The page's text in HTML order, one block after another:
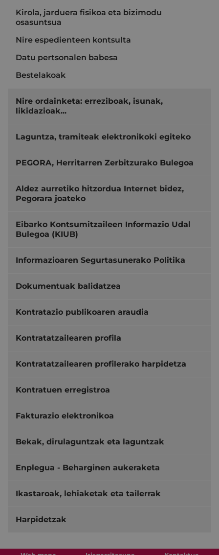
Kirola, jarduera fisikoa eta bizimodu
osasuntsua
Nire espedienteen kontsulta
Datu pertsonalen babesa
Bestelakoak
Nire ordainketa: erreziboak, isunak,
likidazioak...
Laguntza, tramiteak elektronikoki egiteko
PEGORA, Herritarren Zerbitzurako Bulegoa
Aldez aurretiko hitzordua Internet bidez,
Pegorara joateko
Eibarko Kontsumitzaileen Informazio Udal
Bulegoa (KIUB)
Informazioaren Segurtasunerako Politika
Dokumentuak balidatzea
Kontratazio publikoaren araudia
Kontratatzailearen profila
Kontratatzailearen profilerako harpidetza
Kontratuen erregistroa
Fakturazio elektronikoa
Bekak, dirulaguntzak eta laguntzak
Enplegua - Beharginen aukeraketa
Ikastaroak, lehiaketak eta tailerrak
Harpidetzak